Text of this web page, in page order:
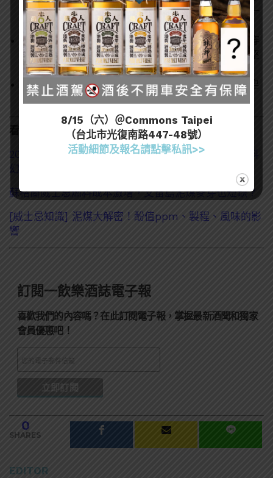
氣息，同時也展現出攪動的海浪風格。加入水後，一
些油膩的味道出現，還帶有一絲巧克力的味道。
口感：口感略帶乾燥，接著是深沉、刺激的風味貫穿
整個口腔：焦油、煤煙、黑巧克力以及非常獨特的堅
果味，像巴西堅果或榛子的口感。
尾韻：茴香和松樹的氣息彌漫開來，留下漫長的肥皂
味蕾、茴香和皮革的香氣。
看了這篇的人也看了：
2023 Ardbeg日「厚氣Heavy Vapours」推出！還有科
幻漫畫《阿貝星球》？
蘇格蘭威士忌燃料成本激增，艾雷島泥煤麥芽也短缺？
[威士忌知識] 泥煤大解密！酚值ppm、製程、風味的影
響
訂閱一飲樂酒誌電子報
喜歡我們的內容嗎？在此訂閱電子報，掌握最新酒聞和獨家
會員優惠吧！
0
SHARES
EDITOR
8/15（六）＠Commons Taipei
（台北市光復南路447-48號）
活動細節及報名請點擊私訊>>